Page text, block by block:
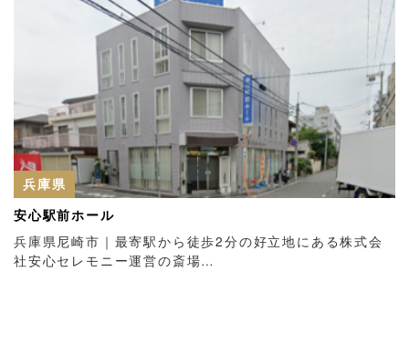
兵庫県
安心駅前ホール
兵庫県尼崎市｜最寄駅から徒歩2分の好立地にある株式会
社安心セレモニー運営の斎場…